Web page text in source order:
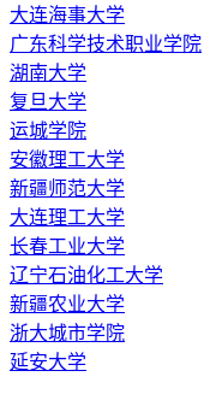
大连海事大学
广东科学技术职业学院
湖南大学
复旦大学
运城学院
安徽理工大学
新疆师范大学
大连理工大学
长春工业大学
辽宁石油化工大学
新疆农业大学
浙大城市学院
延安大学